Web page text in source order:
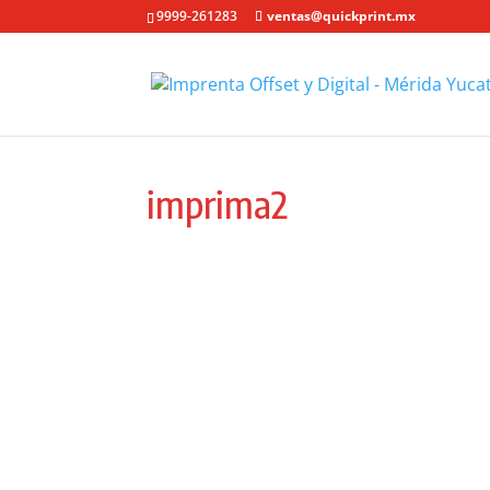
9999-261283 ventas@quickprint.mx
imprima2